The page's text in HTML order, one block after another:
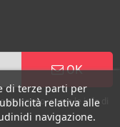
OK
scopo, cerca le info di
di terze parti per
relativa alle
navigazione.